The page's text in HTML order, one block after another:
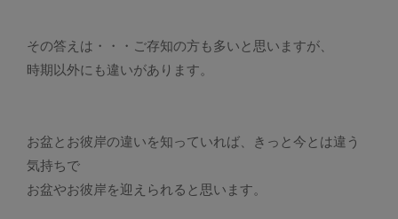
その答えは・・・ご存知の方も多いと思いますが、
時期以外にも違いがあります。
お盆とお彼岸の違いを知っていれば、きっと今とは違う
気持ちで
お盆やお彼岸を迎えられると思います。